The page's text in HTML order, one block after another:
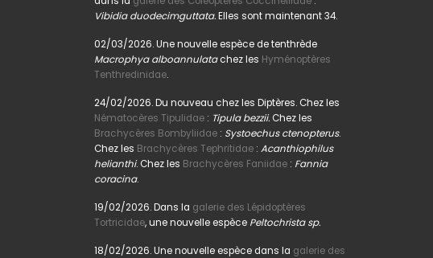
Vibidia duodecimguttata.Elles sont maintenant 34.
02/03/2026. Une nouvelle espèce de tenthrède
Macrophya alboannulatachez les Hyménoptères
Tenthredinidae.
24/02/2026. Du nouveau chez les Diptères. Chez les
Nématocères Tipulidae : Tipula bezzii. Chez les
Brachycères Bombyliidae : Systoechus ctenopterus.
Chez les Brachycères Tephritidae : Acanthiophilus
helianthi. Chez les Brachycères Faniidae : Fannia
coracina.
19/02/2026. Dans la galerie des Lépidoptères
Tortricidae, une nouvelle espèce Peltochrista sp.
18/02/2026. Une nouvelle espèce dans la galerie des